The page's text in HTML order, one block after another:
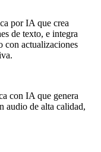
por IA que crea
de texto, e integra
con actualizaciones
con IA que genera
audio de alta calidad,